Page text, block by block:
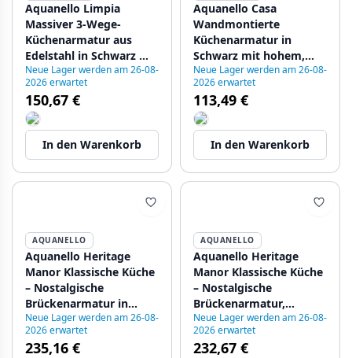
Aquanello Limpia
Massiver 3-Wege-
Küchenarmatur aus
Edelstahl in Schwarz mit
gefiltertem Wasser BL-
1600-LP
Neue Lager werden am 26-08-
2026 erwartet
150,67 €
In den Warenkorb
Aquanello Casa
Wandmontierte
Küchenarmatur in
Schwarz mit hohem,
flexiblem Auslauf BL-
1301-CS
Neue Lager werden am 26-08-
2026 erwartet
113,49 €
In den Warenkorb
AQUANELLO
Aquanello Heritage
Manor Klassische Küche
– Nostalgische
Brückenarmatur in
Bronze mit weißem
Hebel BN-0010-HM
Neue Lager werden am 26-08-
2026 erwartet
235,16 €
AQUANELLO
Aquanello Heritage
Manor Klassische Küche
– Nostalgische
Brückenarmatur,
schwarz mit weißem
Hebel BL-0010-HM
Neue Lager werden am 26-08-
2026 erwartet
232,67 €